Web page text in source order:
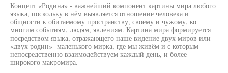
Концепт «Родина» - важнейший компонент картины мира любого
языка, поскольку в нём выявляется отношение человека и
общности к обитаемому пространству, своему и чужому, ко
многим событиям, людям, явлениям. Картина мира формируется
посредством языка, отражающего наше видение двух миров или
«двух родин» -маленького мирка, где мы живём и с которым
непосредственно взаимодействуем каждый день, и более
широкого макромира.